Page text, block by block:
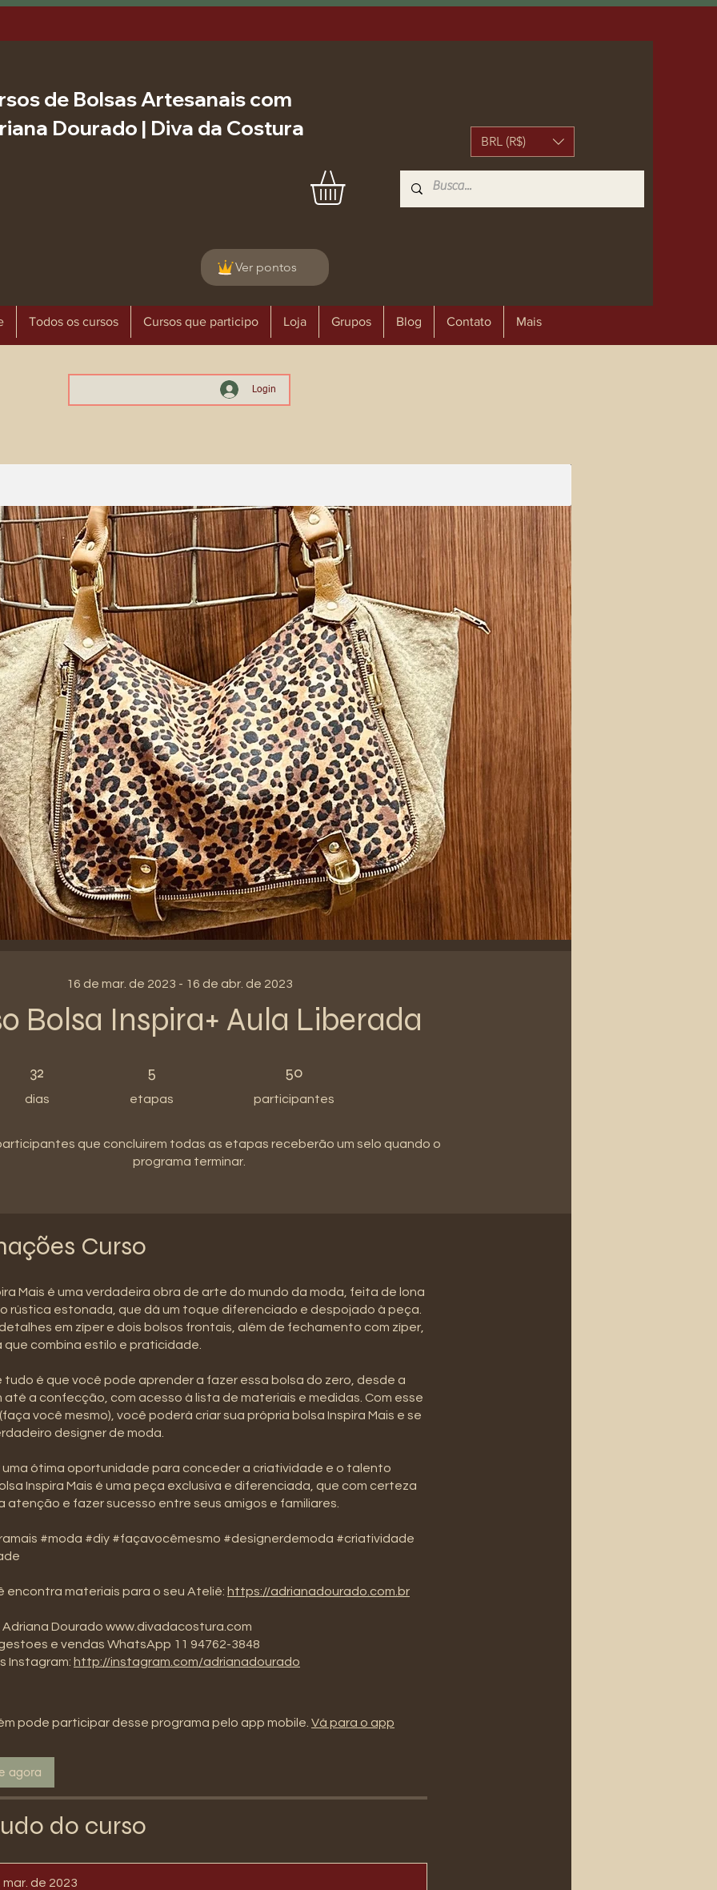
de Bolsas Artesanais com
Dourado | Diva da Costura
BRL (R$)
Ver pontos
Todos os cursos Cursos que participo Loja Grupos Blog Contato Mais
Login
Bolsa Inspira+ Aula Liberada
16 de mar. de 2023 - 16 de abr. de 2023
32
dias
5
etapas
50
participantes
que concluirem todas as etapas receberão um selo quando o
programa terminar.
Curso
Mais é uma verdadeira obra de arte do mundo da moda, feita de lona
rústica estonada, que dá um toque diferenciado e despojado à peça.
em zíper e dois bolsos frontais, além de fechamento com zíper,
que combina estilo e praticidade.
tudo é que você pode aprender a fazer essa bolsa do zero, desde a
até a confecção, com acesso à lista de materiais e medidas. Com esse
você mesmo), você poderá criar sua própria bolsa Inspira Mais e se
designer de moda.
uma ótima oportunidade para conceder a criatividade e o talento
Inspira Mais é uma peça exclusiva e diferenciada, que com certeza
atenção e fazer sucesso entre seus amigos e familiares.
#moda #diy #façavocêmesmo #designerdemoda #criatividade
encontra materiais para o seu Ateliê: https://adrianadourado.com.br
Adriana Dourado www.divadacostura.com
e vendas WhatsApp 11 94762-3848
Instagram: http://instagram.com/adrianadourado
pode participar desse programa pelo app mobile. Vá para o app
agora
do curso
mar. de 2023